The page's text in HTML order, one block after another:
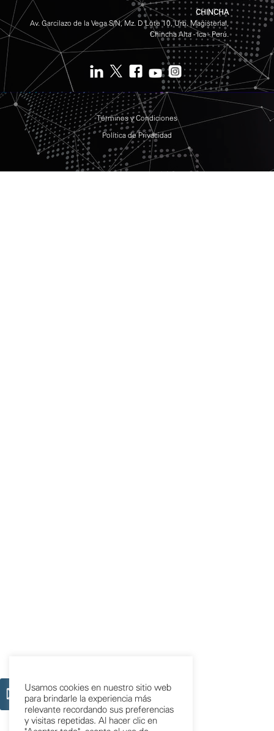
CHINCHA
Av. Garcilazo de la Vega S/N, Mz. D Lote 10, Urb. Magisterial,
Chincha Alta - Ica - Perú.
Términos y Condiciones
Política de Privacidad
Usamos cookies en nuestro sitio web
para brindarle la experiencia más
relevante recordando sus preferencias
y visitas repetidas. Al hacer clic en